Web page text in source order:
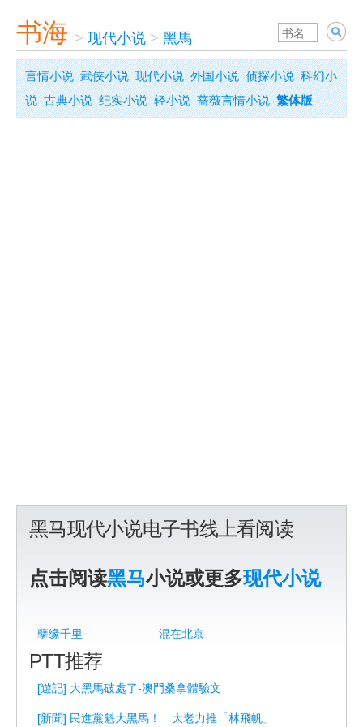
书海 > 现代小说 > 黑馬
言情小说 武侠小说 现代小说 外国小说 侦探小说 科幻小
说 古典小说 纪实小说 轻小说 蔷薇言情小说 繁体版
黑马现代小说电子书线上看阅读
点击阅读黑马小说或更多现代小说
孽缘千里 混在北京
PTT推荐
[遊記] 大黑馬破處了-澳門桑拿體驗文
[新聞] 民進黨魁大黑馬！ 大老力推「林飛帆」